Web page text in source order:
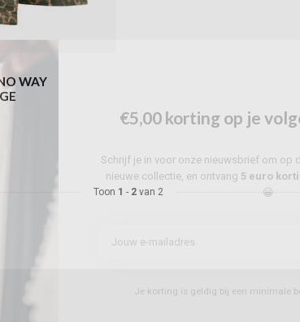
WAY
Toon 1 - 2 van 2
€5,00 korting op je
Schrijf je in voor onze nieuwsbrief om op
nieuwe collectie, en ontvang 5 euro
😀
Je korting is geldig bij een minimale